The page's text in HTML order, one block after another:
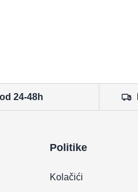
24-48h
Politike
Kolačići